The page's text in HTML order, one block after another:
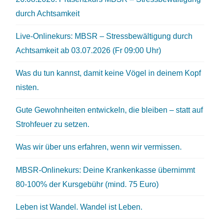
durch Achtsamkeit
Live-Onlinekurs: MBSR – Stressbewältigung durch
Achtsamkeit ab 03.07.2026 (Fr 09:00 Uhr)
Was du tun kannst, damit keine Vögel in deinem Kopf
nisten.
Gute Gewohnheiten entwickeln, die bleiben – statt auf
Strohfeuer zu setzen.
Was wir über uns erfahren, wenn wir vermissen.
MBSR-Onlinekurs: Deine Krankenkasse übernimmt
80-100% der Kursgebühr (mind. 75 Euro)
Leben ist Wandel. Wandel ist Leben.